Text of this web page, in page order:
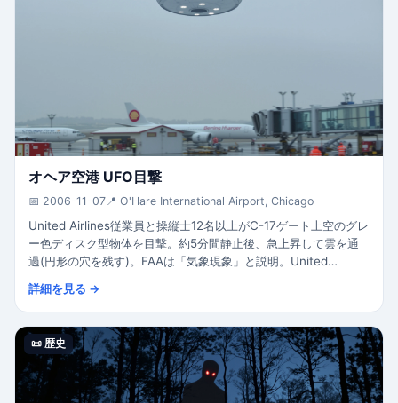
オヘア空港 UFO目撃
📅 2006-11-07 📍 O'Hare International Airport, Chicago
United Airlines従業員と操縦士12名以上がC-17ゲート上空のグレ
ー色ディスク型物体を目撃。約5分間静止後、急上昇して雲を通
過(円形の穴を残す)。FAAは「気象現象」と説明。United
AirlinesとFAA両者が事件を認定。1976年以来最もよく文書化さ
れた民間空港事件。
詳細を見る →
📜 歴史